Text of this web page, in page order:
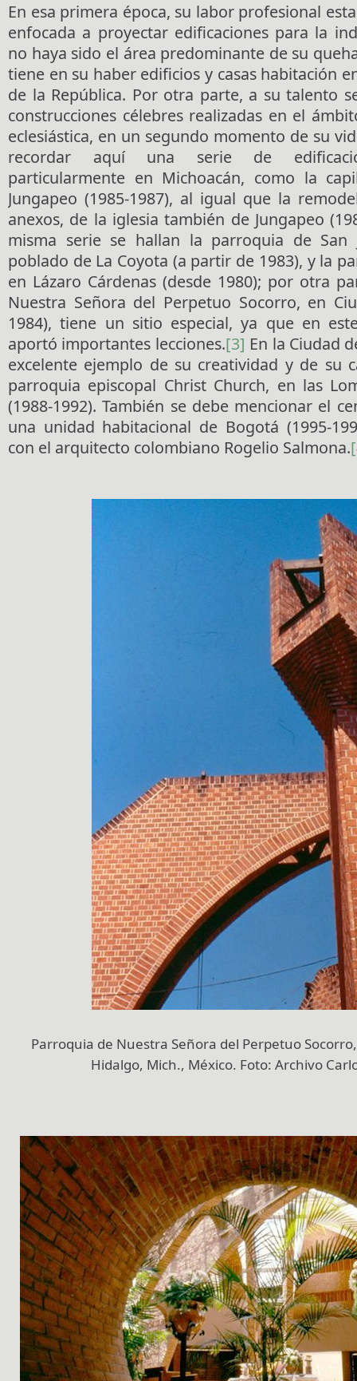
En esa primera época, su labor profesional
enfocada a proyectar edificaciones para la
no haya sido el área predominante de su
tiene en su haber edificios y casas habitación
de la República. Por otra parte, a su talento
construcciones célebres realizadas en el
eclesiástica, en un segundo momento de su
recordar aquí una serie de
particularmente en Michoacán, como la
Jungapeo (1985-1987), al igual que la
anexos, de la iglesia también de Jungapeo
misma serie se hallan la parroquia de San
poblado de La Coyota (a partir de 1983), y la
en Lázaro Cárdenas (desde 1980); por otra
Nuestra Señora del Perpetuo Socorro, en
1984), tiene un sitio especial, ya que en
aportó importantes lecciones.[3] En la Ciudad
excelente ejemplo de su creatividad y de su
parroquia episcopal Christ Church, en las
(1988-1992). También se debe mencionar el
una unidad habitacional de Bogotá (1995-
con el arquitecto colombiano Rogelio Salmona.
Parroquia de Nuestra Señora del Perpetuo
Hidalgo, Mich., México. Foto: Archivo